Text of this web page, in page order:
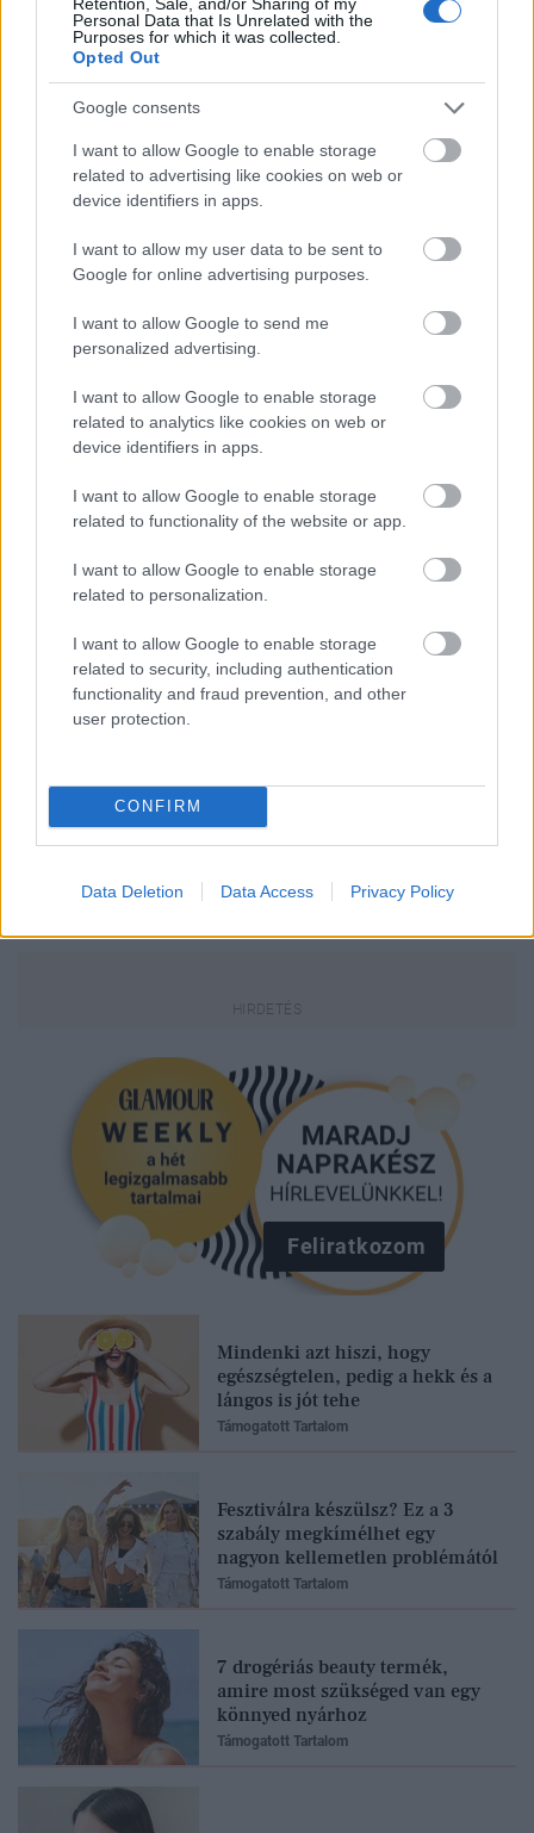
Personal Data that Is Unrelated with the
Purposes for which it was collected.
Opted Out
Google consents
I want to allow Google to enable storage
related to advertising like cookies on web or
device identifiers in apps.
I want to allow my user data to be sent to
Google for online advertising purposes.
I want to allow Google to send me
personalized advertising.
I want to allow Google to enable storage
related to analytics like cookies on web or
device identifiers in apps.
I want to allow Google to enable storage
related to functionality of the website or app.
I want to allow Google to enable storage
related to personalization.
I want to allow Google to enable storage
related to security, including authentication
functionality and fraud prevention, and other
user protection.
CONFIRM
Data Deletion Data Access Privacy Policy
Megosztás
Messengeren
Itt állíthatod be , hogy a Google
keresőben könnyebben megtaláld a
glamour.hu cikkeit
Kövesd a Glamour cikkeit a Google hírekben
Feliratkozom
Mindenki azt hiszi, hogy
egészségtelen, pedig a hekk és a
lángos is jót tehe
Támogatott Tartalom
Fesztiválra készülsz? Ez a 3
szabály megkímélhet egy
nagyon kellemetlen problémától
Támogatott Tartalom
7 drogériás beauty termék,
amire most szükséged van egy
könnyed nyárhoz
Támogatott Tartalom